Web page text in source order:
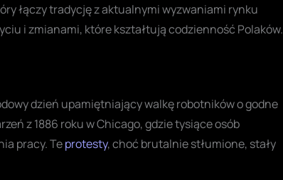
łączy tradycję z aktualnymi wyzwaniami rynku
i zmianami, które kształtują codzienność Polaków.
dzień upamiętniający walkę robotników o godne
z 1886 roku w Chicago, gdzie tysiące osób
pracy. Teprotesty, choć brutalnie stłumione, stały